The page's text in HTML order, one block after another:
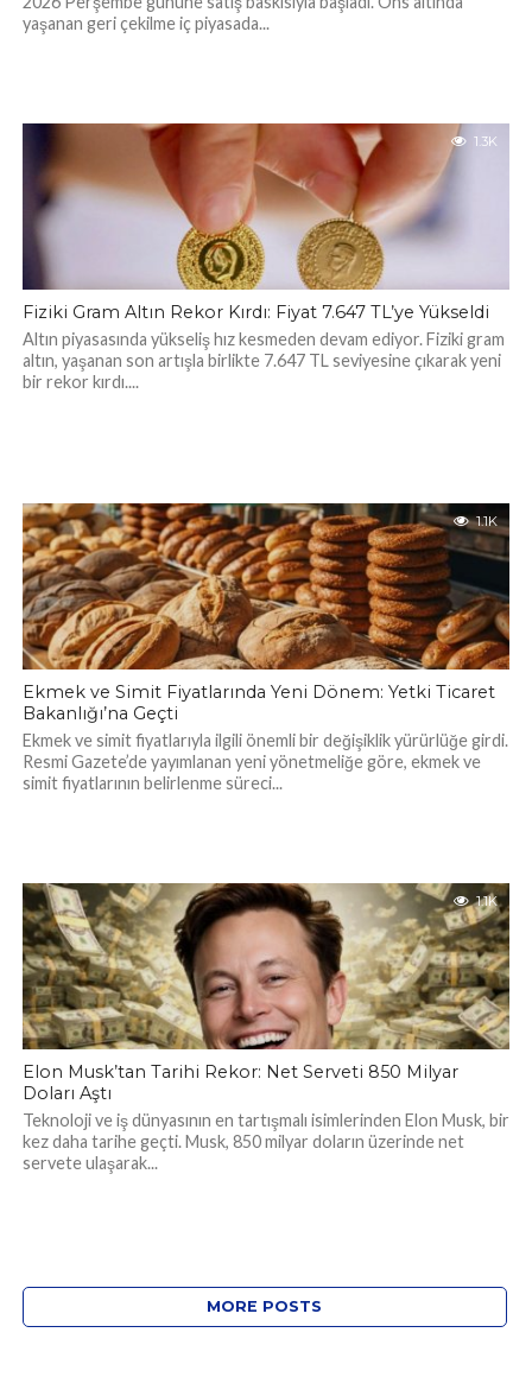
yaşanan geri çekilme iç piyasada...
1.3K
Fiziki Gram Altın Rekor Kırdı: Fiyat 7.647 TL’ye Yükseldi
Altın piyasasında yükseliş hız kesmeden devam ediyor. Fiziki gram
altın, yaşanan son artışla birlikte 7.647 TL seviyesine çıkarak yeni
bir rekor kırdı....
1.1K
Ekmek ve Simit Fiyatlarında Yeni Dönem: Yetki Ticaret
Bakanlığı’na Geçti
Ekmek ve simit fiyatlarıyla ilgili önemli bir değişiklik yürürlüğe girdi.
Resmi Gazete’de yayımlanan yeni yönetmeliğe göre, ekmek ve
simit fiyatlarının belirlenme süreci...
1.1K
Elon Musk’tan Tarihi Rekor: Net Serveti 850 Milyar
Doları Aştı
Teknoloji ve iş dünyasının en tartışmalı isimlerinden Elon Musk, bir
kez daha tarihe geçti. Musk, 850 milyar doların üzerinde net
servete ulaşarak...
MORE POSTS